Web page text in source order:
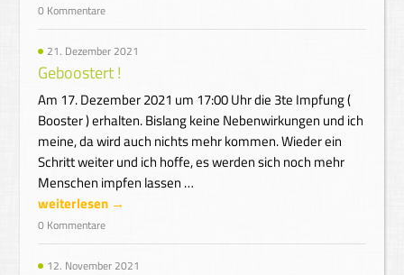
0 Kommentare
21. Dezember 2021
Geboostert !
Am 17. Dezember 2021 um 17:00 Uhr die 3te Impfung (
Booster ) erhalten. Bislang keine Nebenwirkungen und ich
meine, da wird auch nichts mehr kommen. Wieder ein
Schritt weiter und ich hoffe, es werden sich noch mehr
Menschen impfen lassen …
weiterlesen →
0 Kommentare
12. November 2021